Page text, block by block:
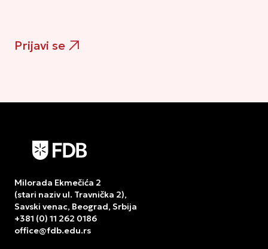
Prijavi se
Milorada Ekmečića 2
(stari naziv ul. Travnička 2),
Savski venac, Beograd, Srbija
+381 (0) 11 262 0186
office@fdb.edu.rs